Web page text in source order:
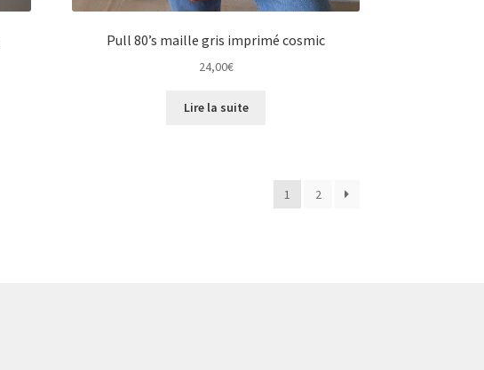
Pull 80’s maille gris imprimé cosmic
24,00€
Lire la suite
1 2